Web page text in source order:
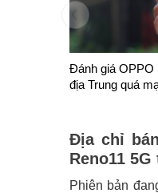
Đánh giá OPPO
địa Trung quá
Địa chỉ
Reno11
Phiên bản